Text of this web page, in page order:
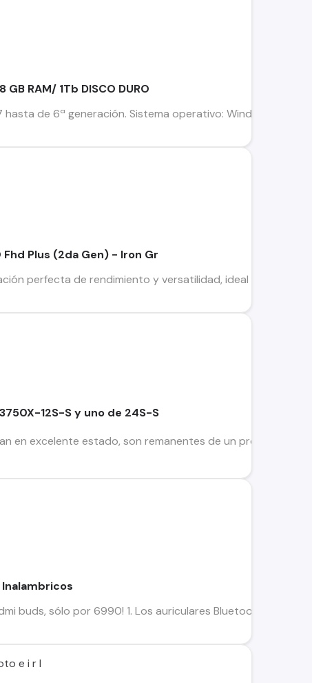
GB RAM/ 1Tb DISCO DURO
de 6ª generación. Sistema operativo: Windows 10
Plus (2da Gen) - Iron Gr
perfecta de rendimiento y versatilidad, ideal para
12S-S y uno de 24S-S
en excelente estado, son remanentes de un proyecto
buds, sólo por 6990! 1. Los auriculares Bluetooth Redmi
e i r l